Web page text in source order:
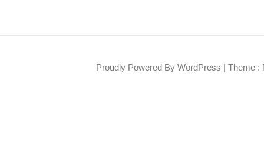
Proudly Powered By WordPress | Theme :